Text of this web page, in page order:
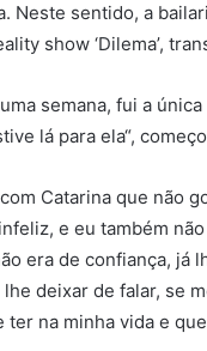
Neste sentido, a
show ‘Dilema’,
semana, fui a
lá para ela“,
Catarina que não
e eu também
era de confiança, já
deixar de falar, se
na minha vida e